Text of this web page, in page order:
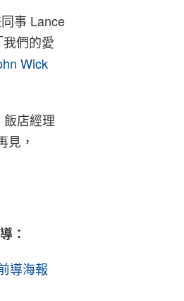
事 Lance
們的愛
Wick
店經理
見，
：
導海報